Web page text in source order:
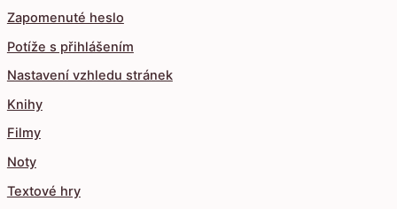
Zapomenuté heslo
Potíže s přihlášením
Nastavení vzhledu stránek
Knihy
Filmy
Noty
Textové hry